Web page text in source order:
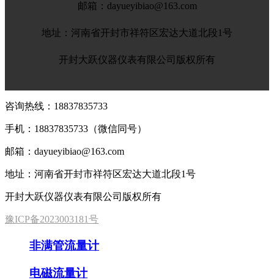
邮箱：dayueyibiao@163.com
地址：河南省开封市祥符区宏达大道北段1号
开封大跃仪器仪表有限公司版权所有
咨询热线： 18837835733
手机： 18837835733（微信同号）
邮箱：dayueyibiao@163.com
地址：河南省开封市祥符区宏达大道北段1号
开封大跃仪器仪表有限公司版权所有
豫ICP备2023003181号
非满管流量计
电磁流量计